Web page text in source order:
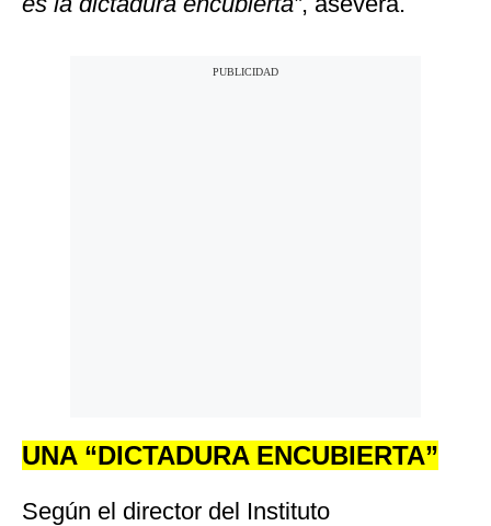
UNA “DICTADURA ENCUBIERTA”
Según el director del Instituto